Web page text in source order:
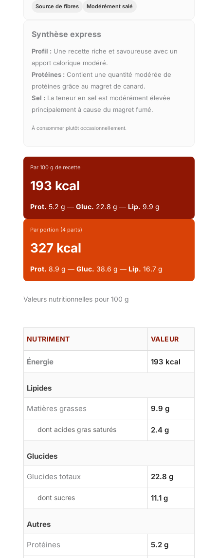
Source de fibres
Modérément salé
Synthèse express
Profil : Une recette riche et savoureuse avec un
apport calorique modéré.
Protéines : Contient une quantité modérée de
protéines grâce au magret de canard.
Sel : La teneur en sel est modérément élevée
principalement à cause du magret fumé.
À consommer plutôt occasionnellement.
Par 100 g de recette
193 kcal
Prot. 5.2 g — Gluc. 22.8 g — Lip. 9.9 g
Par portion (4 parts)
327 kcal
Prot. 8.9 g — Gluc. 38.6 g — Lip. 16.7 g
Valeurs nutritionnelles pour 100 g
NUTRIMENT VALEUR
Énergie 193 kcal
Lipides
Matières grasses 9.9 g
dont acides gras saturés 2.4 g
Glucides
Glucides totaux 22.8 g
dont sucres 11.1 g
Autres
Protéines 5.2 g